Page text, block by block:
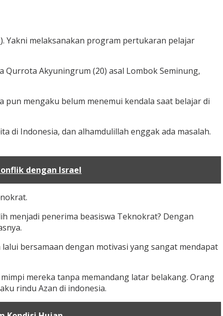
). Yakni melaksanakan program pertukaran pelajar
Akyuningrum (20) asal Lombok Seminung,
pun mengaku belum menemui kendala saat belajar di
di Indonesia, dan alhamdulillah enggak ada masalah.
dengan Israel
menjadi penerima beasiswa Teknokrat? Dengan
bersamaan dengan motivasi yang sangat mendapat
mereka tanpa memandang latar belakang. Orang
rindu Azan di indonesia.